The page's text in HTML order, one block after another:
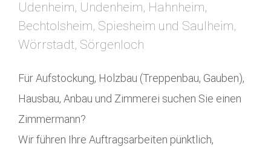
Udenheim, Undenheim, Hahnheim,
Bechtolsheim, Spiesheim und Saulheim,
Wörrstadt, Sörgenloch
Für Aufstockung, Holzbau (Treppenbau, Gauben),
Hausbau, Anbau und Zimmerei suchen Sie einen
Zimmermann?
Wir führen Ihre Auftragsarbeiten pünktlich,